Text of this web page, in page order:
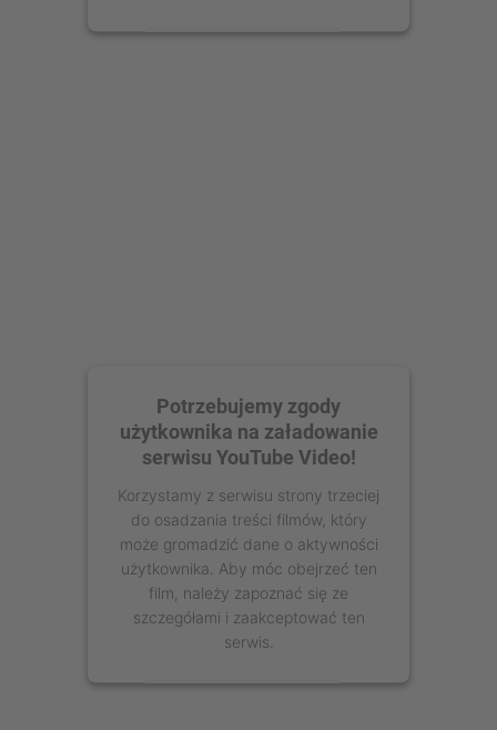
Potrzebujemy zgody
użytkownika na załadowanie
serwisu YouTube Video!
Korzystamy z serwisu strony trzeciej
do osadzania treści filmów, który
może gromadzić dane o aktywności
użytkownika. Aby móc obejrzeć ten
film, należy zapoznać się ze
szczegółami i zaakceptować ten
serwis.